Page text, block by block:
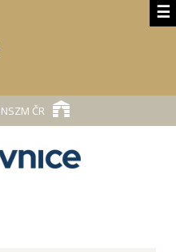
☰
NSZM ČR